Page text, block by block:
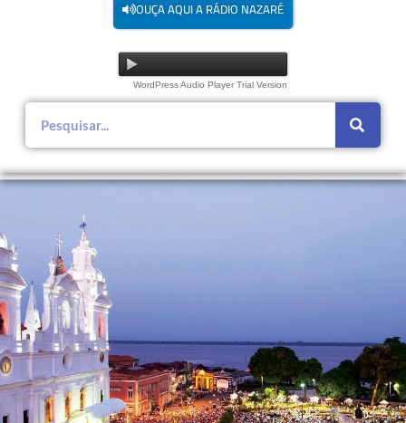
OUÇA AQUI A RÁDIO NAZARÉ
WordPress Audio Player Trial Version